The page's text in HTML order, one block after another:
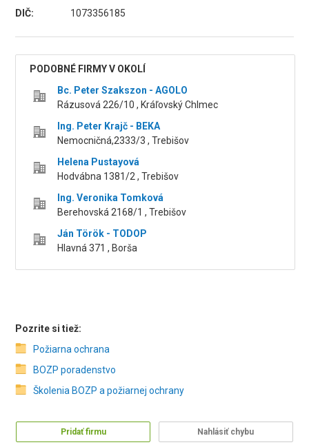
DIČ:
1073356185
PODOBNÉ FIRMY V OKOLÍ
Bc. Peter Szakszon - AGOLO
Rázusová 226/10 , Kráľovský Chlmec
Ing. Peter Krajč - BEKA
Nemocničná,2333/3 , Trebišov
Helena Pustayová
Hodvábna 1381/2 , Trebišov
Ing. Veronika Tomková
Berehovská 2168/1 , Trebišov
Ján Török - TODOP
Hlavná 371 , Borša
Pozrite si tiež:
Požiarna ochrana
BOZP poradenstvo
Školenia BOZP a požiarnej ochrany
Pridať firmu Nahlásiť chybu